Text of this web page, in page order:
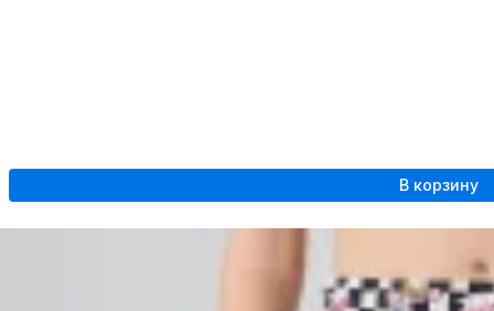
В корзину